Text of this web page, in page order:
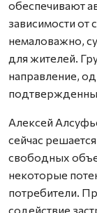
обеспечивают
зависимости от
немаловажно,
для жителей.
направление,
Алексей
сейчас
свободных
некоторые
потребители.
содействие